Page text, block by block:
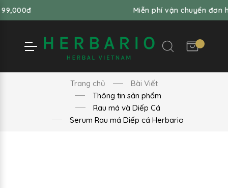
Miễn phí vận chuyển đơn hàng từ
Trang chủ
Bài Viết
Thông tin sản phẩm
Rau má và Diếp Cá
Serum Rau má Diếp cá Herbario